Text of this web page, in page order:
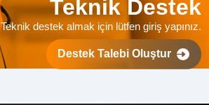
Teknik Destek
Teknik destek almak için lütfen giriş yapınız.
Destek Talebi Oluştur